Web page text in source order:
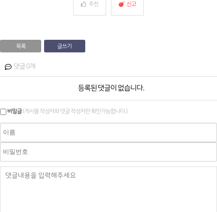
추천 신고
목록 글쓰기
댓글 0개
등록된 댓글이 없습니다.
비밀글 (게시물 작성자와 댓글 작성자만 확인가능합니다.)